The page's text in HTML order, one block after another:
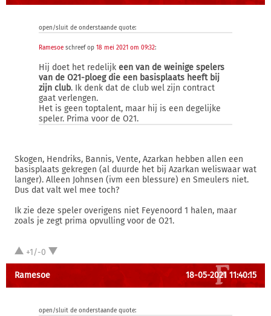
open/sluit de onderstaande quote:
Ramesoe schreef op 18 mei 2021 om 09:32:
Hij doet het redelijk een van de weinige spelers
van de O21-ploeg die een basisplaats heeft bij
zijn club. Ik denk dat de club wel zijn contract
gaat verlengen.
Het is geen toptalent, maar hij is een degelijke
speler. Prima voor de O21.
Skogen, Hendriks, Bannis, Vente, Azarkan hebben allen een
basisplaats gekregen (al duurde het bij Azarkan weliswaar wat
langer). Alleen Johnsen (ivm een blessure) en Smeulers niet.
Dus dat valt wel mee toch?
Ik zie deze speler overigens niet Feyenoord 1 halen, maar
zoals je zegt prima opvulling voor de O21.
+1/-0
Ramesoe 18-05-2021 11:40:15
open/sluit de onderstaande quote: